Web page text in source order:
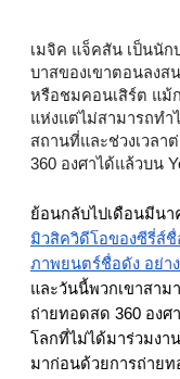
เมจิค แจ็คสัน เป็นนัก
บาสของเขาตอนลง
หรือชมคอนเสิร์ต แม้
แห่งแต่ไม่สามารถทำ
สถานที่และช่วงเวลา
360 องศาได้แล้วบน
ย้อนกลับไปเดือนมีนา
มิวสิควิดีโอของซีรี่ส์ชื่
ภาพยนตร์ชื่อดัง อย่าง
และวันนี้พวกเขาสา
ถ่ายทอดสด 360 องศ
โลกที่ไม่ได้มาร่วมงา
มาก่อนด้วยการถ่าย